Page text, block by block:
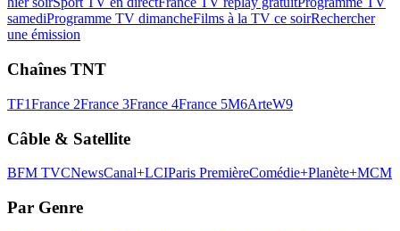
samediProgramme TV dimancheFilms à la TV ce soirRechercher
une émission
Chaînes TNT
TF1France 2France 3France 4France 5M6ArteW9
Câble & Satellite
BFM TVCNewsCanal+LCIParis PremièreComédie+Planète+MCM
Par Genre